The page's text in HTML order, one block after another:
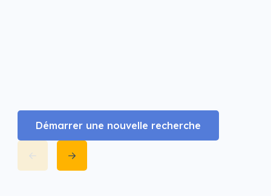
Démarrer une nouvelle recherche